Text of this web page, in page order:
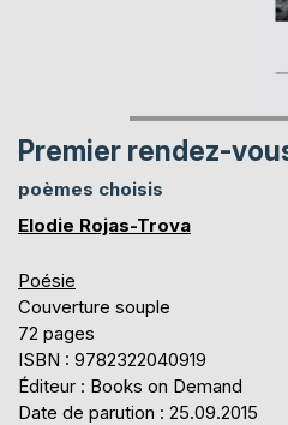
Premier rendez-
poèmes choisis
Elodie Rojas-Trova
Poésie
Couverture souple
72 pages
ISBN : 9782322040919
Éditeur : Books on Demand
Date de parution : 25.09.2015